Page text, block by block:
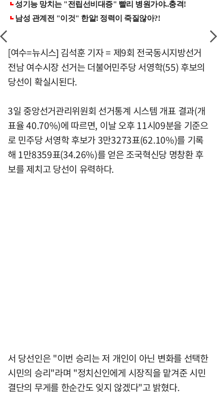
[여수=뉴시스] 김석훈 기자 = 제9회 전국동시지방선거
전남 여수시장 선거는 더불어민주당 서영학(55) 후보의
당선이 확실시된다.
3일 중앙선거관리위원회 선거통계 시스템 개표 결과(개
표율 40.70%)에 따르면, 이날 오후 11시09분을 기준으
로 민주당 서영학 후보가 3만3273표(62.10%)를 기록
해 1만8359표(34.26%)를 얻은 조국혁신당 명창환 후
보를 제치고 당선이 유력하다.
서 당선인은 "이번 승리는 저 개인이 아닌 변화를 선택한
시민의 승리"라며 "정치신인에게 시장직을 맡겨준 시민
결단의 무게를 한순간도 잊지 않겠다"고 밝혔다.